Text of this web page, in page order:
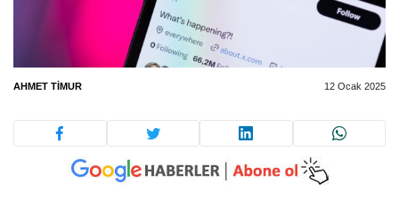
AHMET TIMUR 12 Ocak 2025